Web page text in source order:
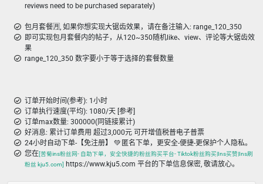
reviews need to be purchased separately)
包月套餐🈷️, 如果你想实现大锯齿效果，请在备注输入: range_120_350
即可实现包月套餐内的帖子，从120~350随机like、view、评论等大锯齿效
果
range_120_350 数字要小于等于选择的套餐数量
订单开始时间(参考): 1小时
订单执行速度(平均): 1080/天 [参考]
订单max数量: 300000(同链接累计)
好消息: 累计订单费用 超过3,000元 可开增值税普电子普票
24小时自动下单-【免注册】 💚 匿名下单，更安全-便捷-更保护个人隐私。
您在[苦菊ins粉丝网- 自助下单，安全快捷的粉丝购买平台- Tiktok粉丝购买|Ins买赞|Ins刷
粉丝 kju5.com]
https://www.kju5.com 平台的下单信息保密, 敬请放心。